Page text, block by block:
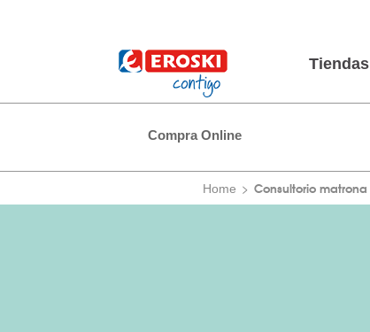
Tiendas
Compra Online
Home Consultorio matrona